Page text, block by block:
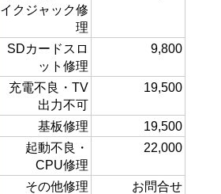
イクジャック修
理
SDカードスロ
ット修理
9,800
充電不良・TV
出力不可
19,500
基板修理
19,500
起動不良・
CPU修理
22,000
その他修理 お問合せ